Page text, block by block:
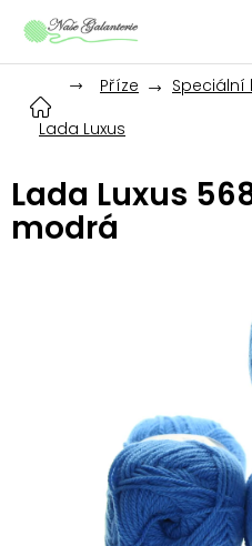
Příze
Speciální
Lada Luxus
Lada Luxus
modrá